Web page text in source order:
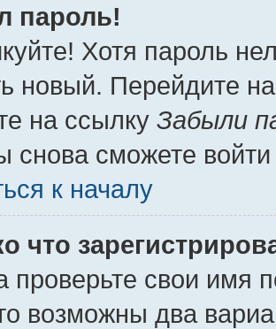
пароль!
Хотя пароль
новый. Перейдите
на ссылку Забыли
снова сможете
к началу
что
проверьте свои имя
возможны два